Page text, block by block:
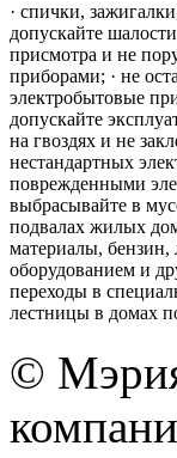
· спички,
допускайте
присмотра и не
приборами; · не
электробытовые
допускайте
на гвоздях и не
нестандартных
поврежденными
выбрасывайте в
подвалах жилых
материалы, бензин,
оборудованием и
переходы в
лестницы в домах
©